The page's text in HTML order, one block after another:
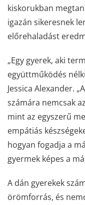
kiskorukban
igazán sikeresnek
előrehaladást
„Egy gyerek, aki
együttműködés
Jessica Alexander.
számára nemcsak
mint az egyszerű
empátiás
hogyan fogadja a
gyermek képes a
A dán gyerekek
örömforrás, és